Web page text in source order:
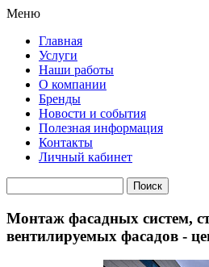
Меню
Главная
Услуги
Наши работы
О компании
Бренды
Новости и события
Полезная информация
Контакты
Личный кабинет
Монтаж фасадных систем,
вентилируемых фасадов -